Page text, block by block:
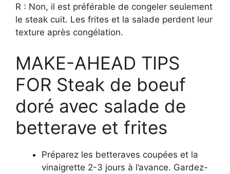
R : Non, il est préférable de congeler seulement
le steak cuit. Les frites et la salade perdent leur
texture après congélation.
MAKE-AHEAD TIPS
FOR Steak de boeuf
doré avec salade de
betterave et frites
Préparez les betteraves coupées et la
vinaigrette 2-3 jours à l’avance. Gardez-